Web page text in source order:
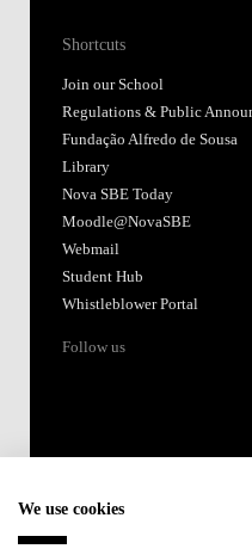
Shortcuts
Join our School
Regulations & Public
Fundação Alfredo de Sousa
Library
Nova SBE Today
Moodle@NovaSBE
Webmail
Student Hub
Whistleblower Portal
Follow us
We use cookies